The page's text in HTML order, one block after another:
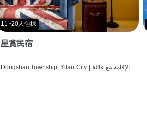
11~20人包棟
星賞民宿
Dongshan Township, Yilan City | الإقامة مع عائلة